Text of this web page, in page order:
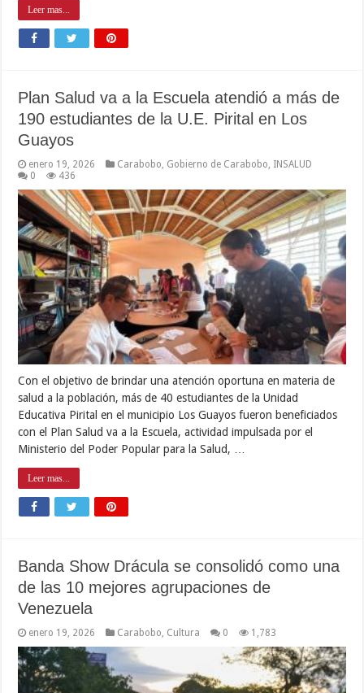
Leer mas...
Plan Salud va a la Escuela atendió a más de
190 estudiantes de la U.E. Pirital en Los
Guayos
enero 19, 2026 Carabobo, Gobierno de Carabobo, INSALUD
0
436
Con el objetivo de brindar una atención oportuna en materia de
salud a la población, más de 40 estudiantes de la Unidad
Educativa Pirital en el municipio Los Guayos fueron beneficiados
con el Plan Salud va a la Escuela, actividad impulsada por el
Ministerio del Poder Popular para la Salud, …
Leer mas...
Banda Show Drácula se consolidó como una
de las 10 mejores agrupaciones de
Venezuela
enero 19, 2026 Carabobo Cultura 0 1,783